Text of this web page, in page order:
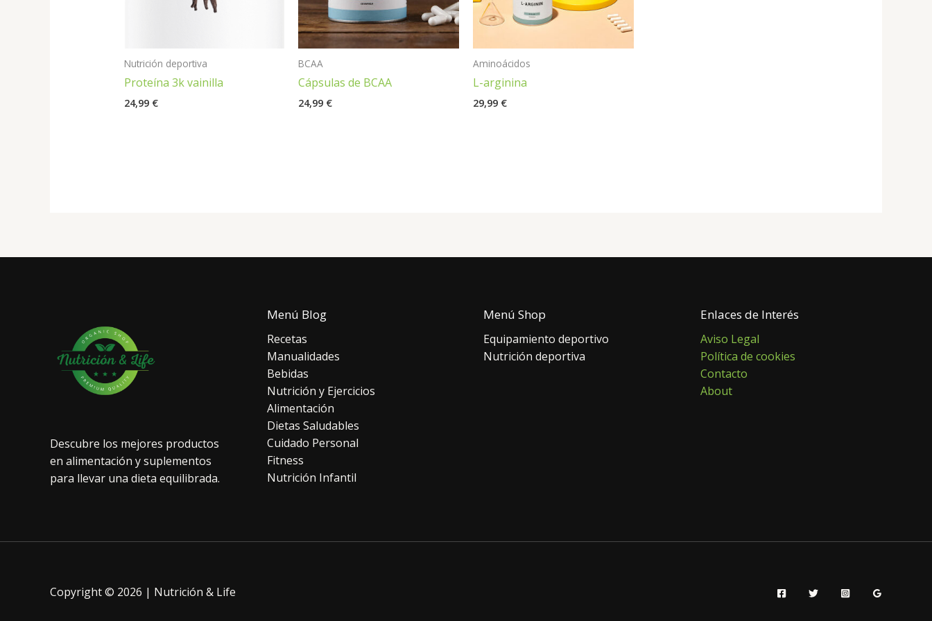
Nutrición deportiva
Proteína 3k vainilla
24,99 €
BCAA
Cápsulas de BCAA
24,99 €
Aminoácidos
L-arginina
29,99 €
Descubre los mejores productos
en alimentación y suplementos
para llevar una dieta equilibrada.
Menú Blog
Recetas
Manualidades
Bebidas
Nutrición y Ejercicios
Alimentación
Dietas Saludables
Cuidado Personal
Fitness
Nutrición Infantil
Menú Shop
Equipamiento deportivo
Nutrición deportiva
Enlaces de Interés
Aviso Legal
Política de cookies
Contacto
About
Copyright © 2026 | Nutrición & Life